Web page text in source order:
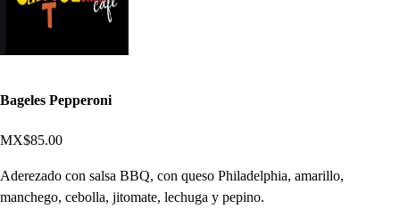
Bageles Pepperoni
MX$85.00
Aderezado con salsa BBQ, con queso Philadelphia, amarillo,
manchego, cebolla, jitomate, lechuga y pepino.